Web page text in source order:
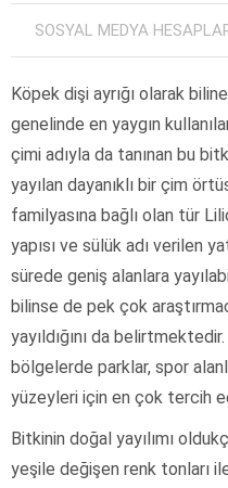
SOSYAL MEDYA
Köpek dişi ayrığı olarak
genelinde en yaygın
çimi adıyla da tanınan bu
yayılan dayanıklı bir çim
familyasına bağlı olan tür
yapısı ve sülük adı verilen
sürede geniş alanlara
bilinse de pek çok
yayıldığını da
bölgelerde parklar, spor
yüzeyleri için en çok tercih
Bitkinin doğal yayılımı
yeşile değişen renk tonları